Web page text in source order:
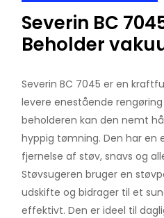
Severin BC
Beholder
Severin BC 7045 er en
levere enestående
beholderen kan den nemt
hyppig tømning. Den har en
fjernelse af støv, snavs og
Støvsugeren bruger en
udskifte og bidrager til et
effektivt. Den er ideel til